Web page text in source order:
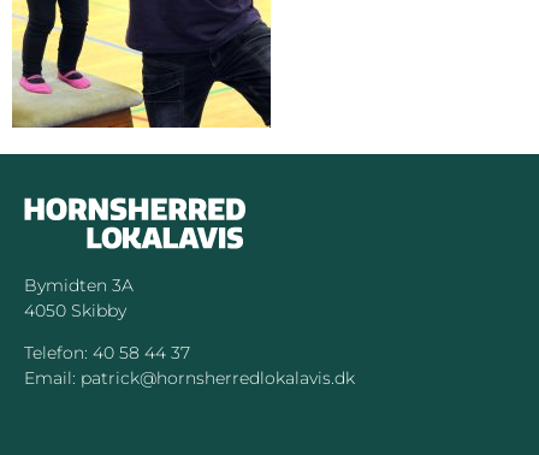
Bymidten 3A
4050 Skibby
Telefon: 40 58 44 37
Email: patrick@hornsherredlokalavis.dk